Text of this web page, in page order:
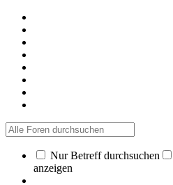
Nur Betreff durchsuchen
anzeigen